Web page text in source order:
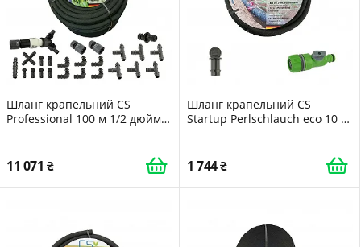
Шланг крапельний CS
Professional 100 м 1/2 дюйма
11 071
Шланг крапельний CS
Startup Perlschlauch eco 10 м
1 744